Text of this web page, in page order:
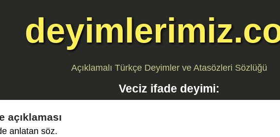
Açıklamalı Türkçe Deyimler ve Atasözleri Sözlüğü
Veciz ifade deyimi:
açıklaması
anlatan söz.